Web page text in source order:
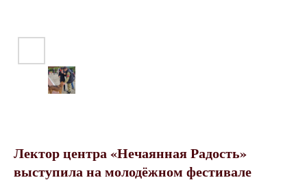
Лектор центра «Нечаянная Радость»
выступила на молодёжном фестивале